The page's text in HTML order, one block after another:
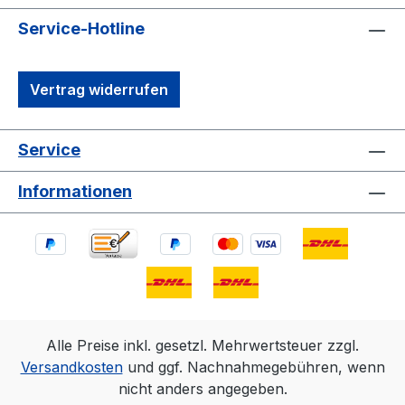
Service-Hotline
Vertrag widerrufen
Service
Informationen
Alle Preise inkl. gesetzl. Mehrwertsteuer zzgl.
Versandkostenund ggf. Nachnahmegebühren, wenn
nicht anders angegeben.